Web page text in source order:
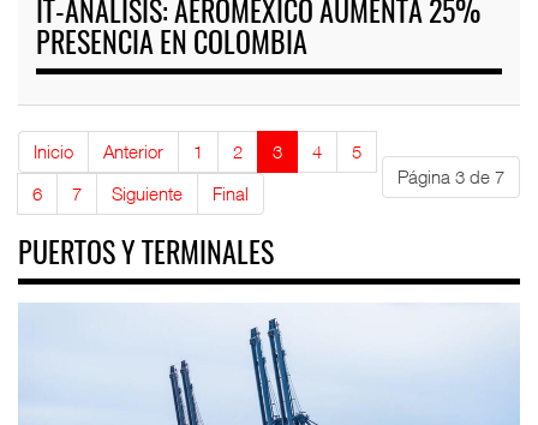
IT-ANÁLISIS: AEROMÉXICO AUMENTA 25%
PRESENCIA EN COLOMBIA
Página 3 de 7
Inicio Anterior 1 2 3 4
5
6
7 Siguiente Final
PUERTOS Y TERMINALES